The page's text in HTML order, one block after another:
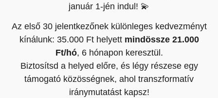
január 1-jén indul! 💫
Az első 30 jelentkezőnek különleges kedvezményt
kínálunk: 35.000 Ft helyett mindössze 21.000
Ft/hó, 6 hónapon keresztül.
Biztosítsd a helyed előre, és légy részese egy
támogató közösségnek, ahol transzformatív
iránymutatást kapsz!